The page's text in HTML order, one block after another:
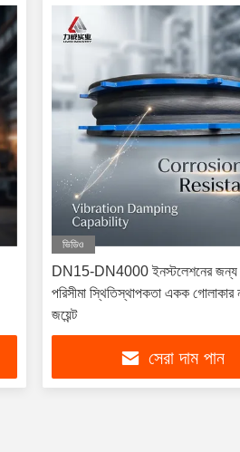
ভিডিও
DN15-DN4000 ইনস্টলেশনের জন্য
পরিসীমা স্থিতিস্থাপকতা একক গোলাকার
জয়েন্ট
সেরা দাম পান